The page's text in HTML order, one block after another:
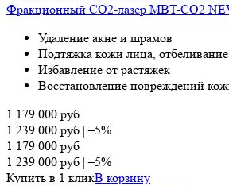
Фракционный СО2-лазер MBT-CO2
Удаление акне и шрамов
Подтяжка кожи лица,
Избавление от растяжек
Восстановление повреждений
1 179 000 руб
1 239 000 руб |–5%
1 179 000 руб
1 239 000 руб |–5%
Купить в 1 кликВ корзину